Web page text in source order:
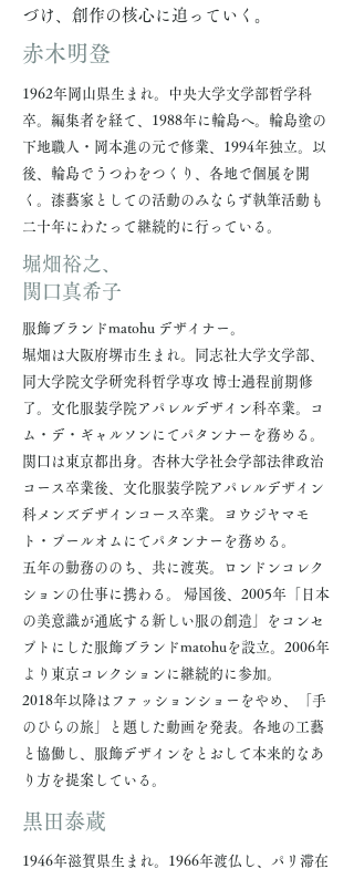
づけ、創作の核心に迫っていく。
赤木明登
1962年岡山県生まれ。中央大学文学部哲学科
卒。編集者を経て、1988年に輪島へ。輪島塗の
下地職人・岡本進の元で修業、1994年独立。以
後、輪島でうつわをつくり、各地で個展を開
く。漆藝家としての活動のみならず執筆活動も
二十年にわたって継続的に行っている。
堀畑裕之、
関口真希子
服飾ブランドmatohu デザイナー。
堀畑は大阪府堺市生まれ。同志社大学文学部、
同大学院文学研究科哲学専攻 博士過程前期修
了。文化服装学院アパレルデザイン科卒業。コ
ム・デ・ギャルソンにてパタンナーを務める。
関口は東京都出身。杏林大学社会学部法律政治
コース卒業後、文化服装学院アパレルデザイン
科メンズデザインコース卒業。ヨウジヤマモ
ト・プールオムにてパタンナーを務める。
五年の勤務ののち、共に渡英。ロンドンコレク
ションの仕事に携わる。 帰国後、2005年「日本
の美意識が通底する新しい服の創造」をコンセ
プトにした服飾ブランドmatohuを設立。2006年
より東京コレクションに継続的に参加。
2018年以降はファッションショーをやめ、「手
のひらの旅」と題した動画を発表。各地の工藝
と協働し、服飾デザインをとおして本来的なあ
り方を提案している。
​黒田泰蔵
1946年滋賀県生まれ。1966年渡仏し、パリ滞在